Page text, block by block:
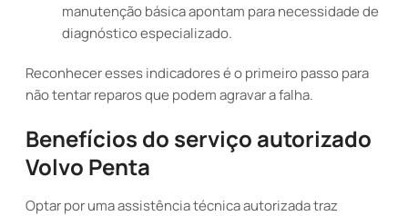
manutenção básica apontam para necessidade de
diagnóstico especializado.
Reconhecer esses indicadores é o primeiro passo para
não tentar reparos que podem agravar a falha.
Benefícios do serviço autorizado
Volvo Penta
Optar por uma assistência técnica autorizada traz